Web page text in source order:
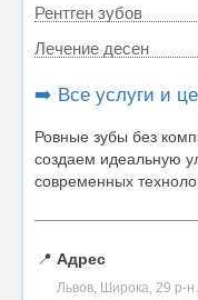
Рентген зубов
Лечение десен
➡️ Все услуги и
Ровные зубы без
создаем идеальную
современных
📍 Адрес
Львов, Широка, 29 р-